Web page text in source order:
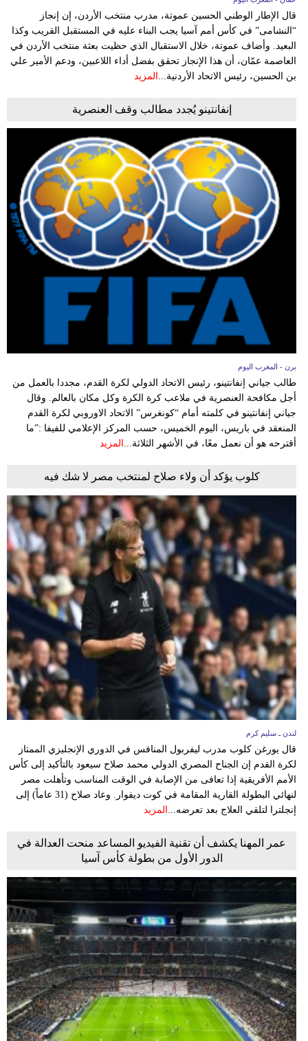
قال الإطار الوطني الحسين عموتة، مدرب منتخب الأردن، إن إنجاز
“النشامى” في كأس أمم آسيا يجب البناء عليه في المستقبل القريب وكذا
البعيد. وأضاف عموتة، خلال الاستقبال الذي حظيت بعثة منتخب الأردن في
العاصمة عمّان، أن هذا الإنجاز تحقق بفضل أداء اللاعبين، ودعم الأمير علي
بن الحسين، رئيس الاتحاد الأردنية...
المزيد
إنفانتينو يُجدد مطالب وقف العنصرية
برن - المغرب اليوم
طالب جياني إنفانتينو، رئيس الاتحاد الدولي لكرة القدم، مجددا بالعمل من
أجل مكافحة العنصرية في ملاعب كرة الكرة وكل مكان بالعالم. وقال
جياني إنفانتينو في كلمته أمام “كونغرس” الاتحاد الاوروبي لكرة القدم
المنعقد في باريس، اليوم الخميس، حسب المركز الإعلامي للفيفا :”ما
أقترحه هو أن نعمل معًا، في الأشهر الثلاثة... المزيد
كلوب يؤكد أن ولاء صلاح لمنتخب مصر لا شك فيه
لندن ـ سليم كرم
قال يورغن كلوب مدرب ليفربول المنافس في الدوري الإنجليزي الممتاز
لكرة القدم إن الجناح المصري الدولي محمد صلاح سيعود بالتأكيد إلى كأس
الأمم الأفريقية إذا تعافى من الإصابة في الوقت المناسب وتأهلت مصر
لنهائي البطولة القارية المقامة في كوت ديفوار. وعاد صلاح (31 عاماً) إلى
إنجلترا لتلقي العلاج بعد تعرضه... المزيد
عمر المهنا يكشف أن تقنية الفيديو المساعد منحت العدالة في
الدور الأول من بطولة كأس آسيا